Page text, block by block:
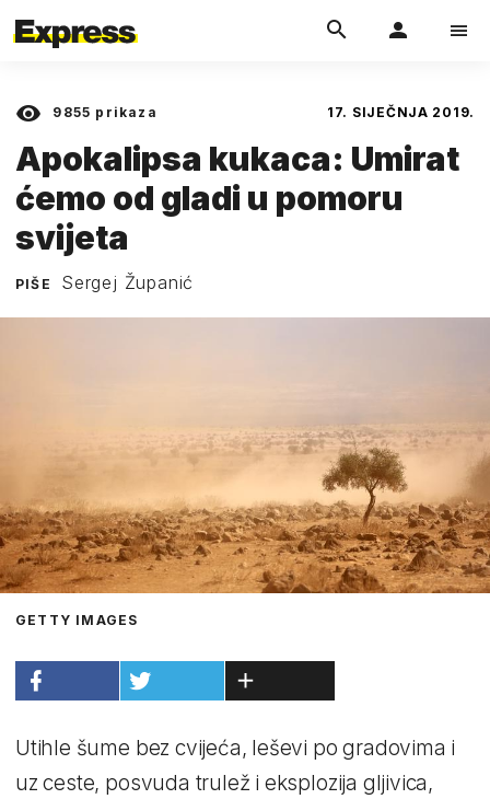
9855 prikaza 17. SIJEČNJA 2019.
Apokalipsa kukaca: Umirat
ćemo od gladi u pomoru
svijeta
PIŠE Sergej Županić
GETTY IMAGES
Utihle šume bez cvijeća, leševi po gradovima i
uz ceste, posvuda trulež i eksplozija gljivica,